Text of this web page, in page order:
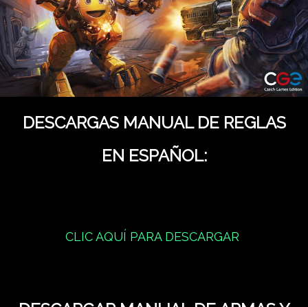
DESCARGAS MANUAL DE REGLAS
EN ESPAÑOL:
CLIC AQUÍ PARA DESCARGAR